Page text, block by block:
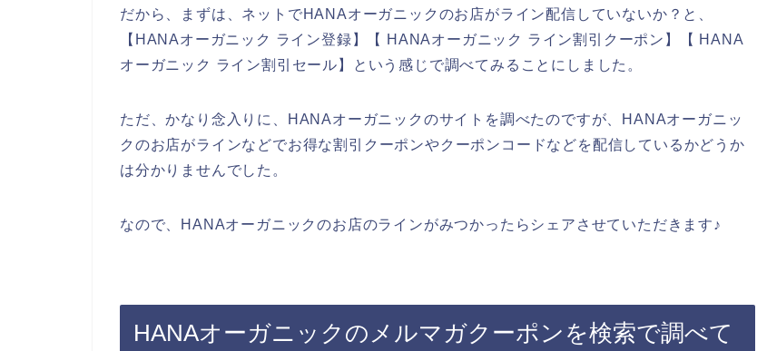
だから、まずは、ネットでHANAオーガニックのお店がライン配信していないか？と、
【HANAオーガニック ライン登録】【 HANAオーガニック ライン割引クーポン】【 HANA
オーガニック ライン割引セール】という感じで調べてみることにしました。
ただ、かなり念入りに、HANAオーガニックのサイトを調べたのですが、HANAオーガニッ
クのお店がラインなどでお得な割引クーポンやクーポンコードなどを配信しているかどうか
は分かりませんでした。
なので、HANAオーガニックのお店のラインがみつかったらシェアさせていただきます♪
HANAオーガニックのメルマガクーポンを検索で調べて